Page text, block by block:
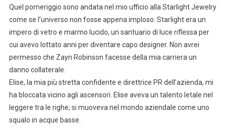
Quel pomeriggio sono andata nel mio ufficio alla Starlight Jewelry
come se l’universo non fosse appena imploso. Starlight era un
impero di vetro e marmo lucido, un santuario di luce riflessa per
cui avevo lottato anni per diventare capo designer. Non avrei
permesso che Zayn Robinson facesse della mia carriera un
danno collaterale.
Elise, la mia più stretta confidente e direttrice PR dell’azienda, mi
ha bloccata vicino agli ascensori. Elise aveva un talento letale nel
leggere tra le righe; si muoveva nel mondo aziendale come uno
squalo in acque basse.